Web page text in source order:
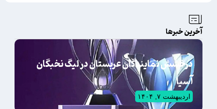
آخرین خبرها
درخشش نمایندگان عربستان در لیگ نخبگان
آسیا
اردیبهشت ۷, ۱۴۰۴